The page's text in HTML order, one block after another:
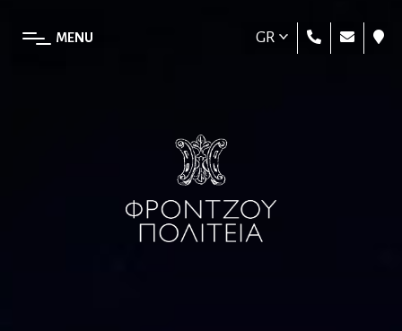
MENU GR